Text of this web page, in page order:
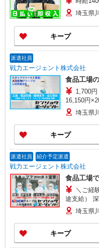
埼玉県
キープ
派遣社員
戦力エージェント株式会社
食品工場
1,700円（
16,150円
埼玉県
キープ
派遣社員 紹介予定派遣
戦力エージェント株式会社
食品工場
＼ご経験配
途支給） 深夜時給
異なる埼玉県
キープ